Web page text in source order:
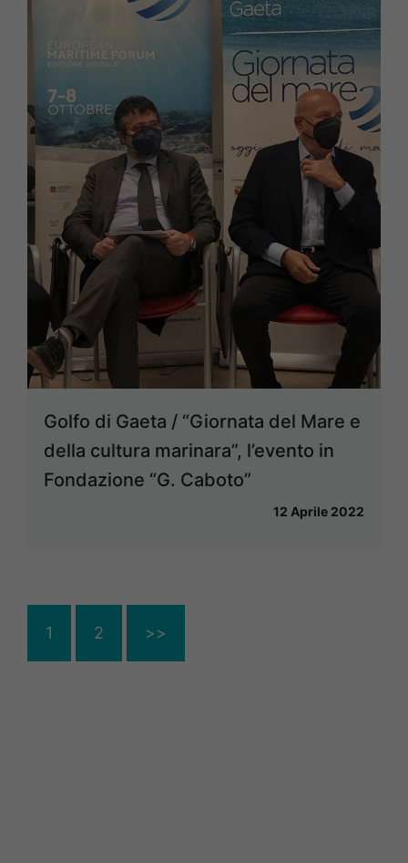
Golfo di Gaeta / “Giornata del Mare e
della cultura marinara”, l’evento in
Fondazione “G. Caboto”
12 Aprile 2022
1 2 >>